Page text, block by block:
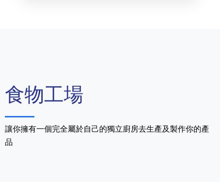
食物工場
讓你擁有一個完全屬於自己的獨立廚房去生產及製作你的產
品